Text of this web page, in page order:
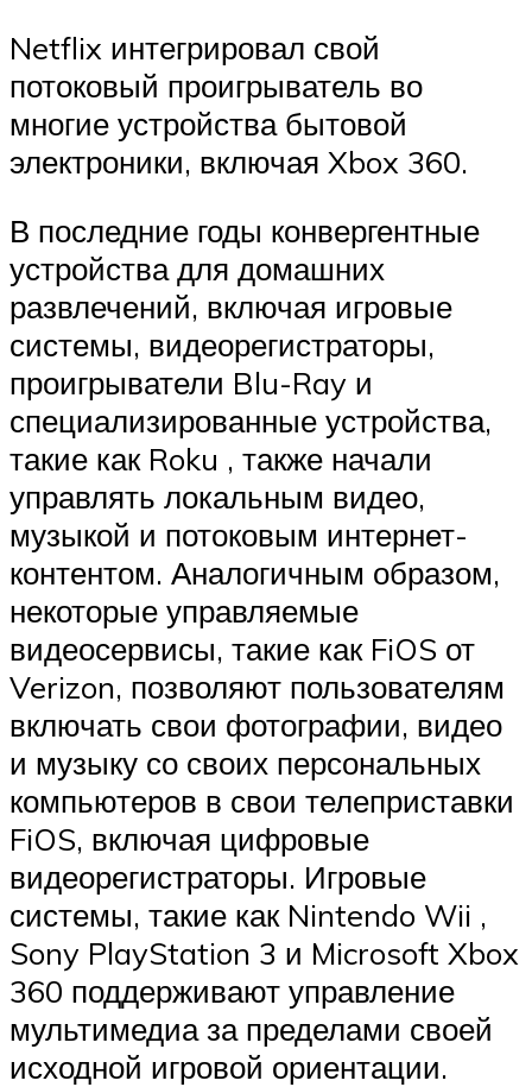
Netflix интегрировал свой
потоковый проигрыватель во
многие устройства бытовой
электроники, включая Xbox 360.
В последние годы конвергентные
устройства для домашних
развлечений, включая игровые
системы, видеорегистраторы,
проигрыватели Blu-Ray и
специализированные устройства,
такие как Roku , также начали
управлять локальным видео,
музыкой и потоковым интернет-
контентом. Аналогичным образом,
некоторые управляемые
видеосервисы, такие как FiOS от
Verizon, позволяют пользователям
включать свои фотографии, видео
и музыку со своих персональных
компьютеров в свои телеприставки
FiOS, включая цифровые
видеорегистраторы. Игровые
системы, такие как Nintendo Wii ,
Sony PlayStation 3 и Microsoft Xbox
360 поддерживают управление
мультимедиа за пределами своей
исходной игровой ориентации.